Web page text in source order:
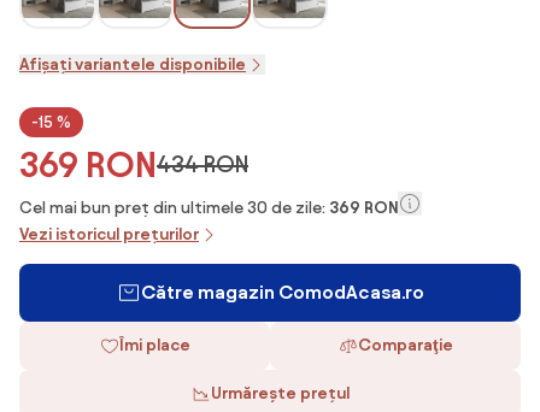
Afișați variantele disponibile
-15 %
369 RON434 RON
Cel mai bun preț din ultimele 30 de zile: 369 RON
Vezi istoricul prețurilor
Către magazin ComodAcasa.ro
Îmi place Comparaţie
Urmărește prețul